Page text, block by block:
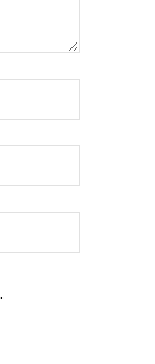
web: